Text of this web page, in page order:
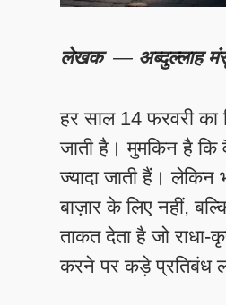
लेखक— अब्दुल्लाह
हर साल 14 फरवरी का
जाती है। मुमकिन है कि
ज्यादा जाती हैं।
बाज़ार के लिए नहीं,
ताकत देता है जो राधा-
करने पर कड़े प्रतिबंध